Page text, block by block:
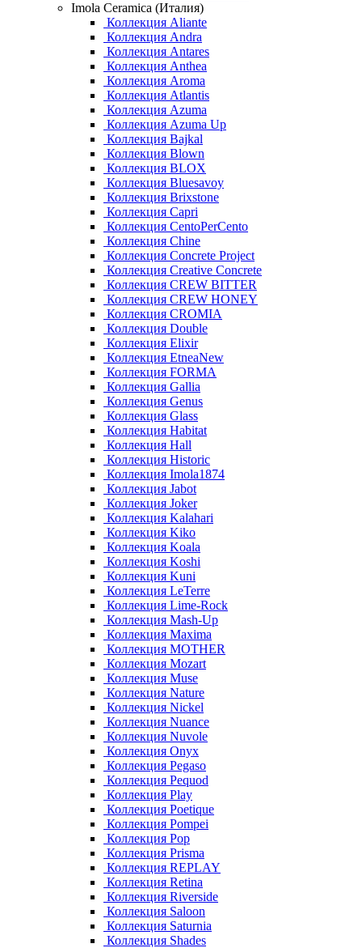
Imola Ceramica (Италия)
Коллекция Aliante
Коллекция Andra
Коллекция Antares
Коллекция Anthea
Коллекция Aroma
Коллекция Atlantis
Коллекция Azuma
Коллекция Azuma Up
Коллекция Bajkal
Коллекция Blown
Коллекция BLOX
Коллекция Bluesavoy
Коллекция Brixstone
Коллекция Capri
Коллекция CentoPerCento
Коллекция Chine
Коллекция Concrete Project
Коллекция Creative Concrete
Коллекция CREW BITTER
Коллекция CREW HONEY
Коллекция CROMIA
Коллекция Double
Коллекция Elixir
Коллекция EtneaNew
Коллекция FORMA
Коллекция Gallia
Коллекция Genus
Коллекция Glass
Коллекция Habitat
Коллекция Hall
Коллекция Historic
Коллекция Imola1874
Коллекция Jabot
Коллекция Joker
Коллекция Kalahari
Коллекция Kiko
Коллекция Koala
Коллекция Koshi
Коллекция Kuni
Коллекция LeTerre
Коллекция Lime-Rock
Коллекция Mash-Up
Коллекция Maxima
Коллекция MOTHER
Коллекция Mozart
Коллекция Muse
Коллекция Nature
Коллекция Nickel
Коллекция Nuance
Коллекция Nuvole
Коллекция Onyx
Коллекция Pegaso
Коллекция Pequod
Коллекция Play
Коллекция Poetique
Коллекция Pompei
Коллекция Pop
Коллекция Prisma
Коллекция REPLAY
Коллекция Retina
Коллекция Riverside
Коллекция Saloon
Коллекция Saturnia
Коллекция Shades